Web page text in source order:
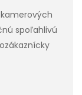
spoľahlivú